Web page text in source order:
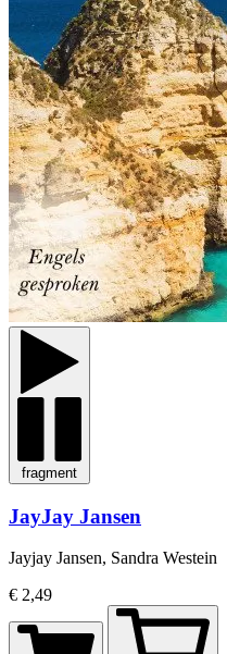
fragment
JayJay Jansen
Jayjay Jansen, Sandra Westein
€ 2,49